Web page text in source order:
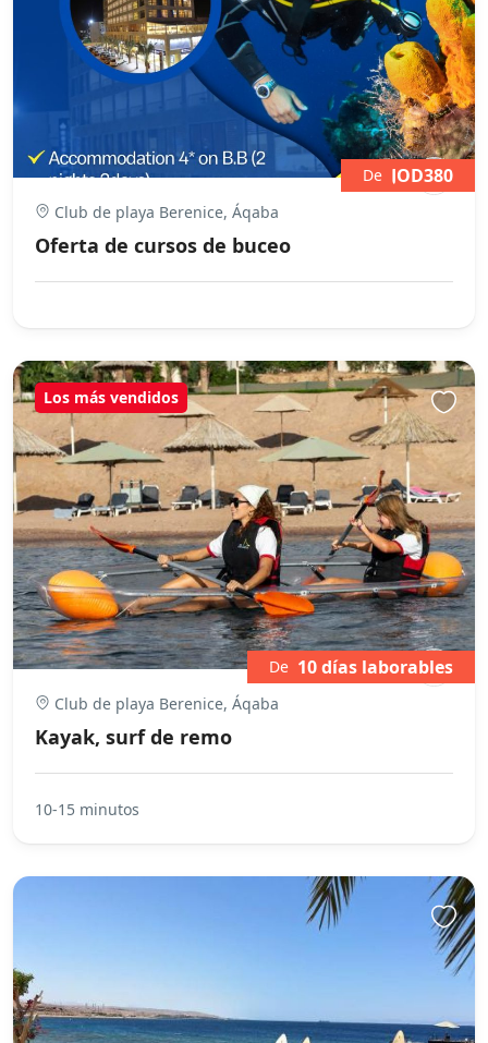
Club de playa Berenice, Áqaba
Oferta de cursos de buceo
De JOD380
Los más vendidos
Club de playa Berenice, Áqaba
Kayak, surf de remo
De 10 días laborables
10-15 minutos